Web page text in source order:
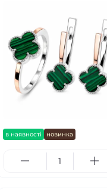
в наявності новинка